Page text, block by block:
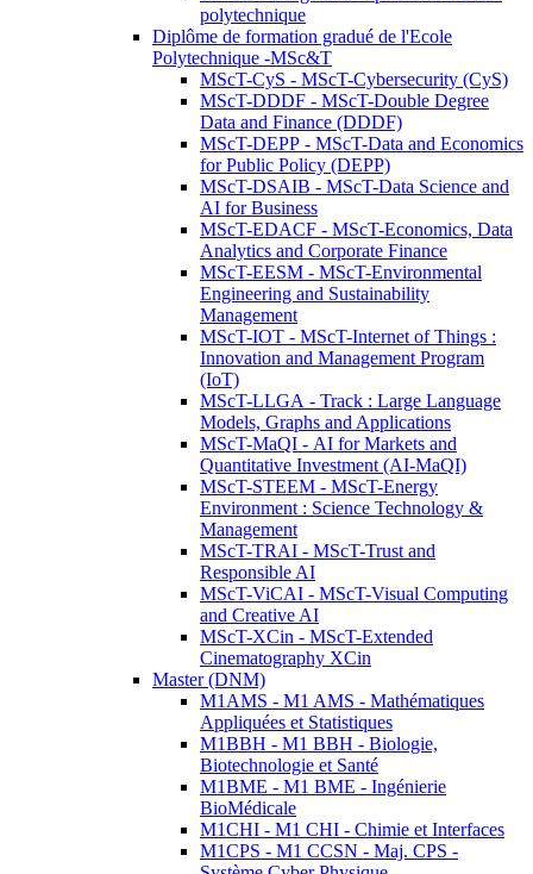
polytechnique
Diplôme de formation gradué de l'Ecole
Polytechnique -MSc&T
MScT-CyS - MScT-Cybersecurity (CyS)
MScT-DDDF - MScT-Double Degree
Data and Finance (DDDF)
MScT-DEPP - MScT-Data and Economics
for Public Policy (DEPP)
MScT-DSAIB - MScT-Data Science and
AI for Business
MScT-EDACF - MScT-Economics, Data
Analytics and Corporate Finance
MScT-EESM - MScT-Environmental
Engineering and Sustainability
Management
MScT-IOT - MScT-Internet of Things :
Innovation and Management Program
(IoT)
MScT-LLGA - Track : Large Language
Models, Graphs and Applications
MScT-MaQI - AI for Markets and
Quantitative Investment (AI-MaQI)
MScT-STEEM - MScT-Energy
Environment : Science Technology &
Management
MScT-TRAI - MScT-Trust and
Responsible AI
MScT-ViCAI - MScT-Visual Computing
and Creative AI
MScT-XCin - MScT-Extended
Cinematography XCin
Master (DNM)
M1AMS - M1 AMS - Mathématiques
Appliquées et Statistiques
M1BBH - M1 BBH - Biologie,
Biotechnologie et Santé
M1BME - M1 BME - Ingénierie
BioMédicale
M1CHI - M1 CHI - Chimie et Interfaces
M1CPS - M1 CCSN - Maj. CPS -